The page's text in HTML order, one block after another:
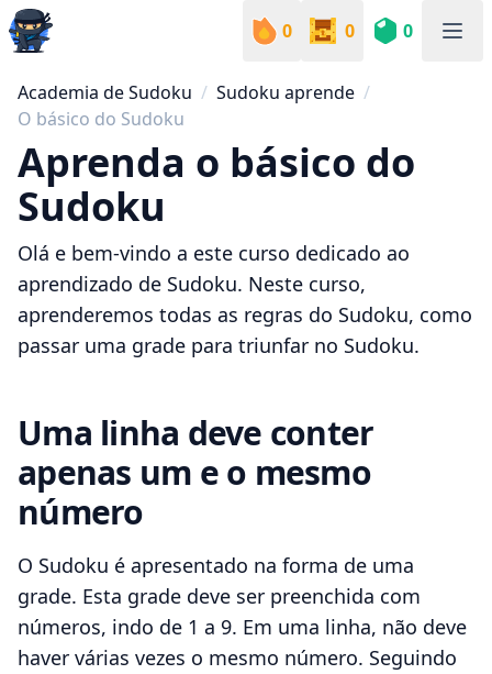
0 0 0
Academia de Sudoku
Sudoku aprende
O básico do Sudoku
Aprenda o básico do
Sudoku
Olá e bem-vindo a este curso dedicado ao
aprendizado de Sudoku. Neste curso,
aprenderemos todas as regras do Sudoku, como
passar uma grade para triunfar no Sudoku.
Uma linha deve conter
apenas um e o mesmo
número
O Sudoku é apresentado na forma de uma
grade. Esta grade deve ser preenchida com
números, indo de 1 a 9. Em uma linha, não deve
haver várias vezes o mesmo número. Seguindo